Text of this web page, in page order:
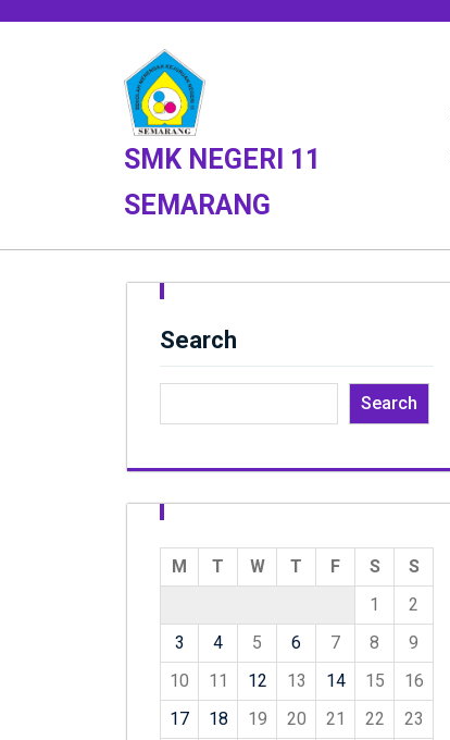
SMK NEGERI 11
SEMARANG
Search
Search
M T W T F S
S
1
2
3
4 5 6 7 8
9
10
11 12 13 14 15
16
17
18 19 20 21 22
23